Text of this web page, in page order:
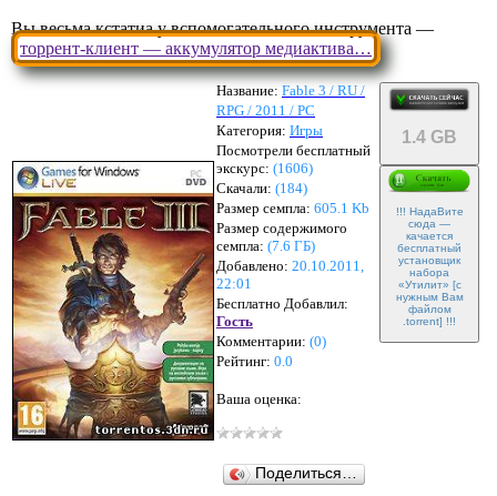
Вы весьма кстатиа у вспомогательного инструмента —
торрент-клиент — аккумулятор медиактива…
Название: Fable 3 / RU /
RPG / 2011 / PC
1.4 GB
!!! НадаВите
сюда —
качается
бесплатный
установщик
набора
«Утилит» [с
нужным Вам
файлом
.torrent] !!!
Категория: Игры
Посмотрели бесплатный
экскурс: (1606)
Скачали: (184)
Размер семпла: 605.1 Kb
Размер содержимого
семпла: (7.6 ГБ)
Добавлено: 20.10.2011,
22:01
Бесплатно Добавлил:
Гость
Комментарии: (0)
Рейтинг: 0.0
Ваша оценка:
Поделиться…